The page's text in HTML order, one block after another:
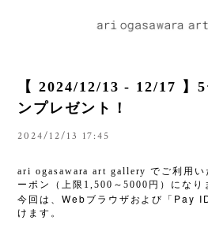
【 2024/12/13 - 12/17 】
ンプレゼント！
2024/12/13 17:45
ari ogasawara art gallery でご利用い
ーポン（上限1,500～5000円）になり
今回は、Web ブラウザおよび「 Pay
けます。